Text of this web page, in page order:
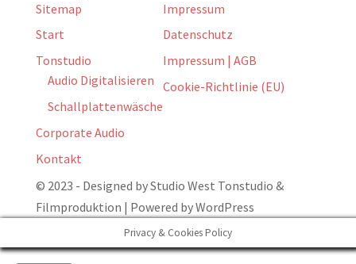
Sitemap
Start
Tonstudio
Audio Digitalisieren
Schallplattenwäsche
Corporate Audio
Kontakt
Impressum
Datenschutz
Impressum | AGB
Cookie-Richtlinie (EU)
© 2023 - Designed by Studio West Tonstudio &
Filmproduktion | Powered by WordPress
Privacy & Cookies Policy